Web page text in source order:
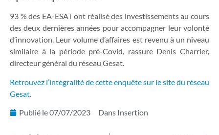
93 % des EA-ESAT ont réalisé des investissements au cours
des deux dernières années pour accompagner leur volonté
d’innovation. Leur volume d’affaires est revenu à un niveau
similaire à la période pré-Covid, rassure Denis Charrier,
directeur général du réseau Gesat.
Retrouvez l’intégralité de cette enquête sur le site du réseau
Gesat
Publié le07/07/2023 Dans Insertion